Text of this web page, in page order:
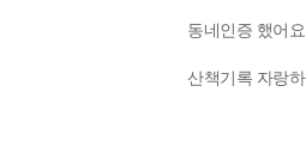
동네인증 했어요
산책기록 자랑